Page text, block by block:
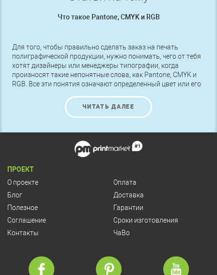
Что такое Pantone, CMYK и RGB
Для того, чтобы правильно сделать заказ на печать
полиграфической продукции, нужно понимать, чего от тебя
хотят дизайнеры или менеджеры типографии, когда
произносят такие непонятные слова, как Pantone, CMYK и
RGB. Все эти понятия означают определенный цвет или его
следует разбираться в этих названиях.
ЧИТАТЬ ДАЛЕЕ
ПРОЕКТ
О проекте
Блог
Полезное
Соглашение
Контакты
Оплата
Доставка
Гарантии
Сроки изготовления
ЧаВо